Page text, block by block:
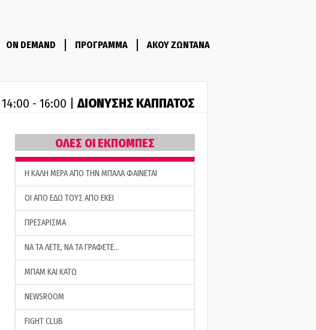
ON DEMAND ΠΡΟΓΡΑΜΜΑ ΑΚΟΥ ΖΩΝΤΑΝΑ
14:00 - 16:00 |ΔΙΟΝΥΣΗΣ ΚΑΠΠΑΤΟΣ
ΟΛΕΣ ΟΙ ΕΚΠΟΜΠΕΣ
H ΚΑΛΗ ΜΕΡΑ ΑΠΟ ΤΗΝ ΜΠΑΛΑ ΦΑΙΝΕΤΑΙ
ΟΙ ΑΠΟ ΕΔΩ ΤΟΥΣ ΑΠΟ ΕΚΕΙ
ΠΡΕΣΑΡΙΣΜΑ
ΝΑ ΤΑ ΛΕΤΕ, ΝΑ ΤΑ ΓΡΑΦΕΤΕ…
ΜΠΑΜ ΚΑΙ ΚΑΤΩ
NEWSROOM
FIGHT CLUB